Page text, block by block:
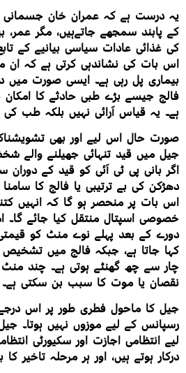
یہ درست ہے کہ عمران خان جسمانی
کے پابند سمجھے جاتےہیں، مگر عمر،
اس بات کی نشاندہی کرتی ہے کہ ان
بیماری پل رہی ہے۔ ایسی صورت میں
فالج جیسے بڑے طبی حادثے کا امکان
ہے۔ یہ قیاس آرائی نہیں بلکہ طب
صورت حال اس لیے اور بھی
جیل میں قید تنہائی جھیلنے والے
اگر بانی پی ٹی آئی کو قید کے
دھڑکن کی بے ترتیبی یا فالج کا
اس بات پر منحصر ہو گا کہ انہیں
خصوصی اسپتال منتقل کیا جائے
دورے کے بعد پہلے نوے منٹ کو
کہا جاتا ہے، جبکہ فالج میں
چار سے چھ گھنٹے ہوتی ہے۔ چند
نقصان یا موت کا سبب بن سکتی ہے۔
جیل کا ماحول فطری طور پر اس
رسپانس کے لیے موزوں نہیں ہوتا۔
لیے انتظامی اجازت اور سکیورٹی
درکار ہوتے ہیں، اور ہر مرحلہ تاخیر کا